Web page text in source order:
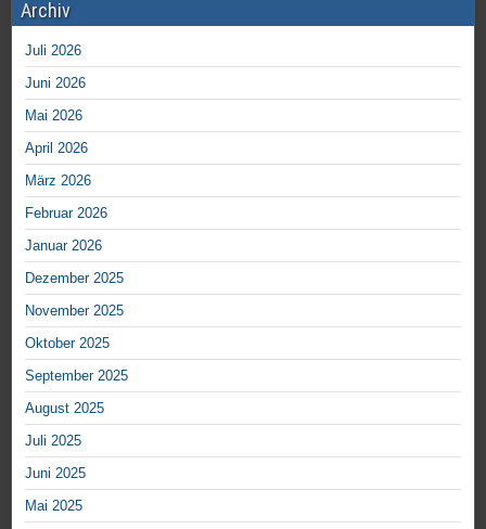
Archiv
Juli 2026
Juni 2026
Mai 2026
April 2026
März 2026
Februar 2026
Januar 2026
Dezember 2025
November 2025
Oktober 2025
September 2025
August 2025
Juli 2025
Juni 2025
Mai 2025